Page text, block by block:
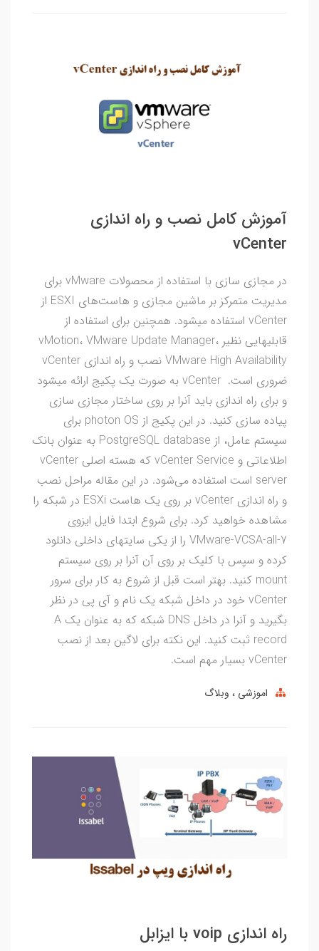
آموزش کامل نصب و راه اندازی
vCenter
در مجازی سازی با استفاده از محصولات vMware برای
مدیریت متمرکز بر ماشین مجازی و هاست‌های ESXI از
vCenter استفاده میشود. همچنین برای استفاده از
قابلیهایی نظیر vMotion، VMware Update Manager،
VMware High Availability نصب و راه اندازی vCenter
ضروری است. vCenter به صورت یک پکیج ارائه میشود
و برای راه اندازی باید آنرا بر روی ساختار مجازی سازی
پیاده سازی کنید. در این پکیج از photon OS برای
سیستم عامل، از PostgreSQL database به عنوان بانک
اطلاعاتی و vCenter Service که هسته اصلی vCenter
server است استفاده می‌شود. در این مقاله مراحل نصب
و راه اندازی vCenter بر روی یک هاست ESXi در شبکه را
مشاهده خواهید کرد. برای شروع ابتدا فایل ایزوی
VMware-VCSA-all-7 را از یکی سایتهای داخلی دانلود
کرده و سپس با کلیک بر روی آن آنرا بر روی سیستم
mount کنید. بهتر است قبل از شروع به کار برای سرور
vCenter خود در داخل شبکه یک نام و آی پی در نظر
بگیرید و آنرا در داخل DNS شبکه که به عنوان یک A
record ثبت کنید. این نکته برای لاگین بعد از نصب
vCenter بسیار مهم است.
اموزشی وبلاگ
راه اندازی voip با ایزابل